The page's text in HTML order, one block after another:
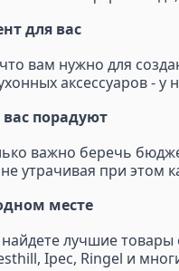
для вас
вам нужно для
аксессуаров -
порадуют
важно беречь
утрачивая при этом
месте
лучшие товары
Ipec, Ringel и